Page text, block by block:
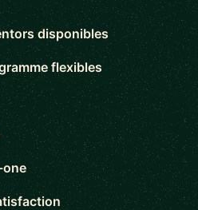
disponibles
flexibles